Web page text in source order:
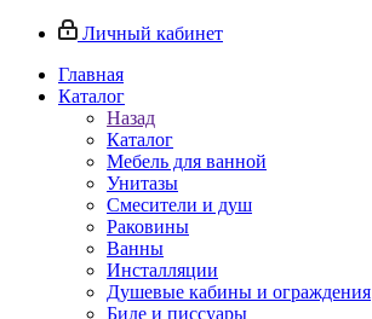
Личный кабинет
Главная
Каталог
Назад
Каталог
Мебель для ванной
Унитазы
Смесители и душ
Раковины
Ванны
Инсталляции
Душевые кабины и ограждения
Биде и писсуары